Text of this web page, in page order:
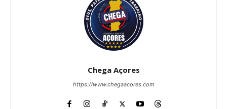
Chega Açores
https://www.chegaacores.com